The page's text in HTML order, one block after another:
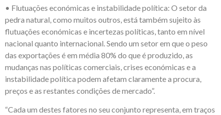
• Flutuações económicas e instabilidade política: O setor da
pedra natural, como muitos outros, está também sujeito às
flutuações económicas e incertezas políticas, tanto em nível
nacional quanto internacional. Sendo um setor em que o peso
das exportações é em média 80% do que é produzido, as
mudanças nas políticas comerciais, crises económicas e a
instabilidade política podem afetam claramente a procura,
preços e as restantes condições de mercado”.
“Cada um destes fatores no seu conjunto representa, em traços